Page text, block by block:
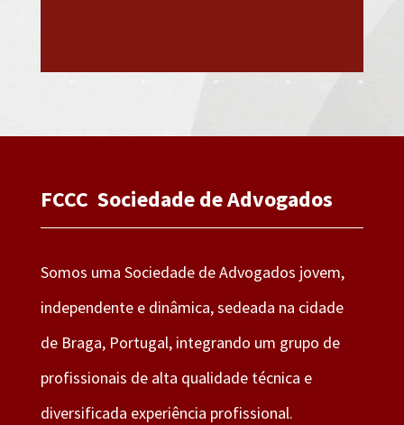
FCCC Sociedade de Advogados
Somos uma Sociedade de Advogados jovem,
independente e dinâmica, sedeada na cidade
de Braga, Portugal, integrando um grupo de
profissionais de alta qualidade técnica e
diversificada experiência profissional.